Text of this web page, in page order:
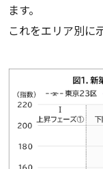
ます。
これをエリア別に